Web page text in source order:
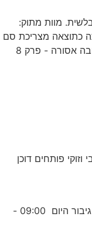
06:30 - 07:20 סדרה בלשית. מוות מתוק:
כתוצאה מצריכת סם
מורעל במהלך מסיבת יום הולדתה. ש.ח. אהבה אסורה - פרק 8